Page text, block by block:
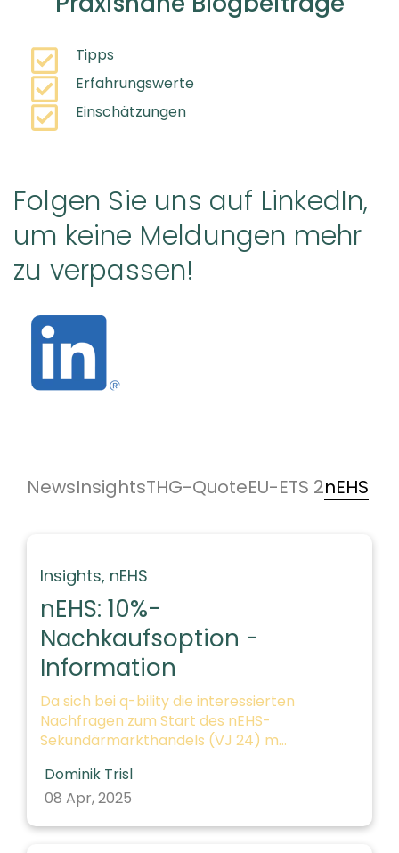
Tipps
Erfahrungswerte
Einschätzungen
Folgen Sie uns auf LinkedIn,
um keine Meldungen mehr
zu verpassen!
NewsInsightsTHG-QuoteEU-ETS 2nEHS
Insights, nEHS
nEHS: 10%-
Nachkaufsoption -
Information
Da sich bei q-bility die interessierten
Nachfragen zum Start des nEHS-
Sekundärmarkthandels (VJ 24) m...
Dominik Trisl
08 Apr, 2025